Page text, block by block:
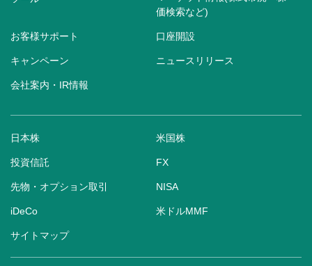
価検索など)
お客様サポート 口座開設
キャンペーン ニュースリリース
会社案内・IR情報
日本株 米国株
投資信託 FX
先物・オプション取引 NISA
iDeCo 米ドルMMF
サイトマップ